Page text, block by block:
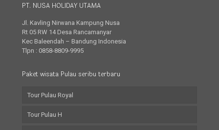
PT. NUSA HOLIDAY UTAMA
Jl. Kavling Nirwana Kampung Nusa
Rt 05 RW 14 Desa Rancamanyar
Kec Baleendah – Bandung Indonesia
Tlpn : 0858-8809-9995
Paket wisata Pulau seribu terbaru
Tour Pulau Royal
Tour Pulau H